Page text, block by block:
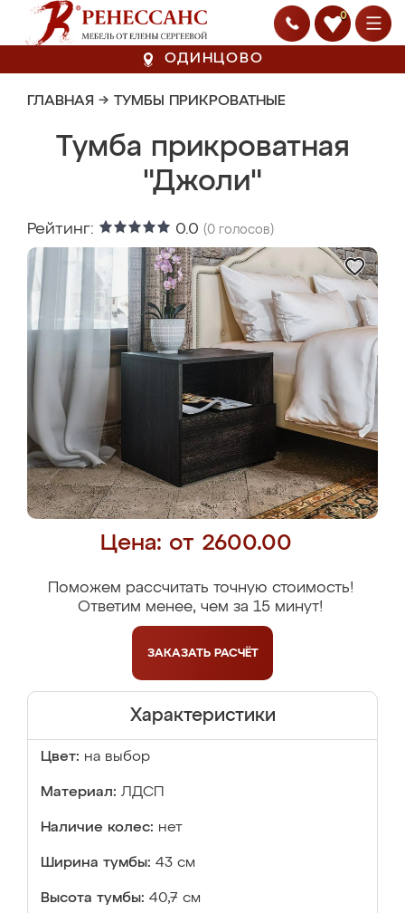
0
ОДИНЦОВО
ГЛАВНАЯ → ТУМБЫ ПРИКРОВАТНЫЕ
Тумба прикроватная
"Джоли"
Рейтинг: 0.0 (0 голосов)
Цена: от 2600.00
Поможем рассчитать точную стоимость!
Ответим менее, чем за 15 минут!
ЗАКАЗАТЬ РАСЧЁТ
Характеристики
Цвет: на выбор
Материал: ЛДСП
Наличие колес: нет
Ширина тумбы: 43 см
Высота тумбы: 40,7 см